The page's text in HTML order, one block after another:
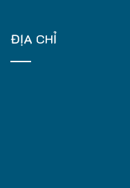
ĐỊA CHỈ